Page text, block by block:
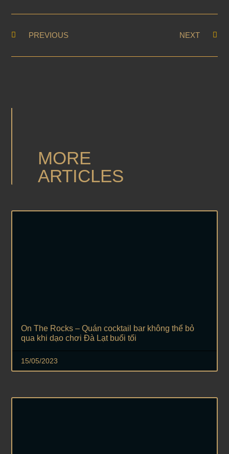
PREVIOUS NEXT
MORE
ARTICLES
On The Rocks – Quán cocktail bar không thể bỏ
qua khi dạo chơi Đà Lạt buổi tối
15/05/2023